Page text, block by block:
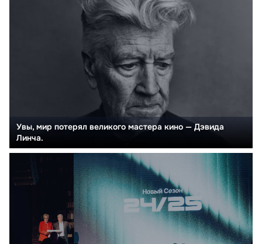
Увы, мир потерял великого мастера кино — Дэвида
Линча.